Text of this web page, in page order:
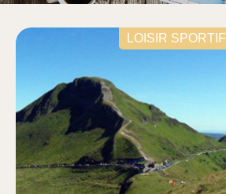
LOISIR SPORTIF